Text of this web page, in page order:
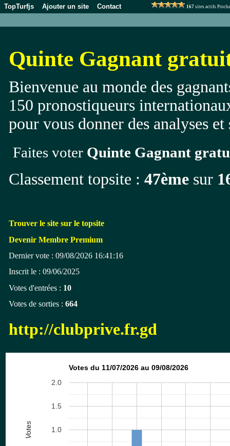
TopTurfjs Ajouter un site Contact 167 sites actifs
Quinte Gagnant
Bienvenue au monde des
150 pronostiqueurs
pour vous donner des analyses
Faites voter Quinte Gagnant
Classement topsite : 47ème sur
Trouver le site sur le topsite
Devenir Membre Premium
Dernier vote : 09/08/2026 16:41:16
Inscrit le : 09/06/2025
Votes d'entrées : 10
Votes de sorties : 664
http://clubprive.fr.gd
Votes du 11/07/2026 au 09/08/2026
1.0
1.5
2.0
Votes